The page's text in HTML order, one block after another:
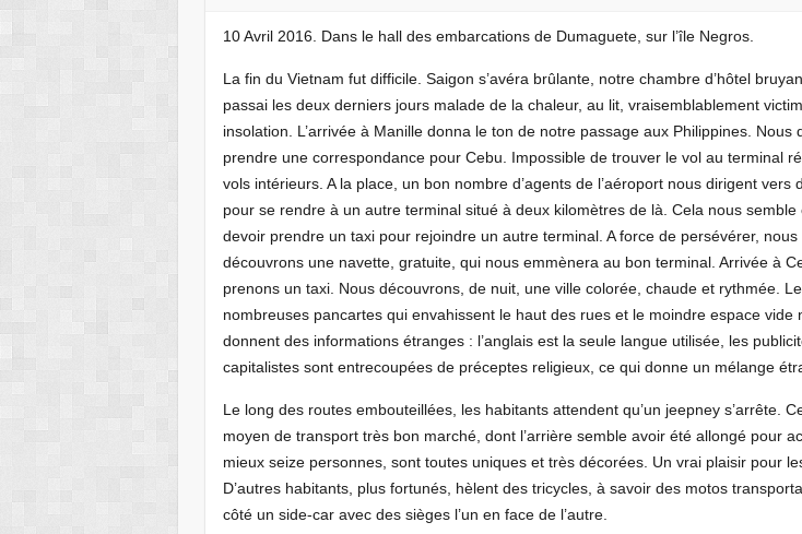
10 Avril 2016. Dans le hall des embarcations de Dumaguete, sur l’île Negros.
La fin du Vietnam fut difficile. Saigon s’avéra brûlante, notre chambre d’hôtel
passai les deux derniers jours malade de la chaleur, au lit, vraisemblablement
insolation. L’arrivée à Manille donna le ton de notre passage aux Philippines. Nous
prendre une correspondance pour Cebu. Impossible de trouver le vol au terminal
vols intérieurs. A la place, un bon nombre d’agents de l’aéroport nous dirigent vers
pour se rendre à un autre terminal situé à deux kilomètres de là. Cela nous semble
devoir prendre un taxi pour rejoindre un autre terminal. A force de persévérer, nous
découvrons une navette, gratuite, qui nous emmènera au bon terminal. Arrivée à
prenons un taxi. Nous découvrons, de nuit, une ville colorée, chaude et rythmée.
nombreuses pancartes qui envahissent le haut des rues et le moindre espace vide
donnent des informations étranges : l’anglais est la seule langue utilisée, les
capitalistes sont entrecoupées de préceptes religieux, ce qui donne un mélange
Le long des routes embouteillées, les habitants attendent qu’un jeepney s’arrête.
moyen de transport très bon marché, dont l’arrière semble avoir été allongé pour
mieux seize personnes, sont toutes uniques et très décorées. Un vrai plaisir pour
D’autres habitants, plus fortunés, hèlent des tricycles, à savoir des motos
côté un side-car avec des sièges l’un en face de l’autre.